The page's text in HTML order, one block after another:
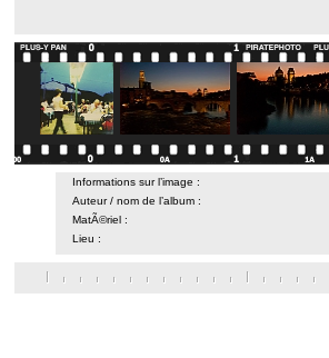
Informations sur l’image :
Auteur / nom de l’album :
MatÃ©riel :
Lieu :